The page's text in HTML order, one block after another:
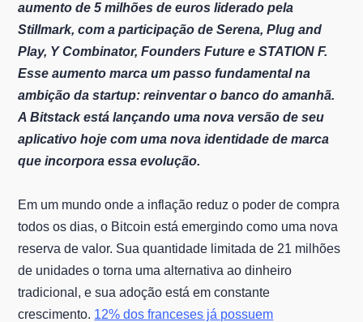
aumento de 5 milhões de euros liderado pela
Stillmark, com a participação de Serena, Plug and
Play, Y Combinator, Founders Future e STATION F.
Esse aumento marca um passo fundamental na
ambição da startup: reinventar o banco do amanhã.
A Bitstack está lançando uma nova versão de seu
aplicativo hoje com uma nova identidade de marca
que incorpora essa evolução.
Em um mundo onde a inflação reduz o poder de compra
todos os dias, o Bitcoin está emergindo como uma nova
reserva de valor. Sua quantidade limitada de 21 milhões
de unidades o torna uma alternativa ao dinheiro
tradicional, e sua adoção está em constante
crescimento. 12% dos franceses já possuem